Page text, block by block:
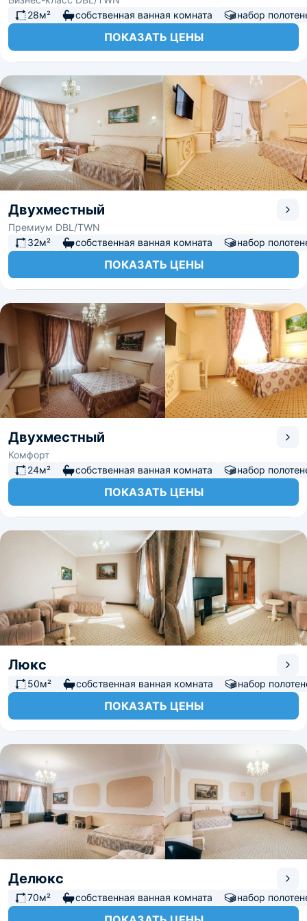
28м²
собственная ванная комната набор
ПОКАЗАТЬ ЦЕНЫ
Двухместный
Премиум DBL/TWN
32м²
собственная ванная комната набор
ПОКАЗАТЬ ЦЕНЫ
Двухместный
Комфорт
24м²
собственная ванная комната набор
ПОКАЗАТЬ ЦЕНЫ
Люкс
50м² собственная ванная комната набор
ПОКАЗАТЬ ЦЕНЫ
Делюкс
70м² собственная ванная комната набор